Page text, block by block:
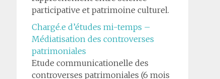
participative et patrimoine culturel.
Chargé.e d’études mi-temps –
Médiatisation des controverses
patrimoniales
Etude communicationelle des
controverses patrimoniales (6 mois